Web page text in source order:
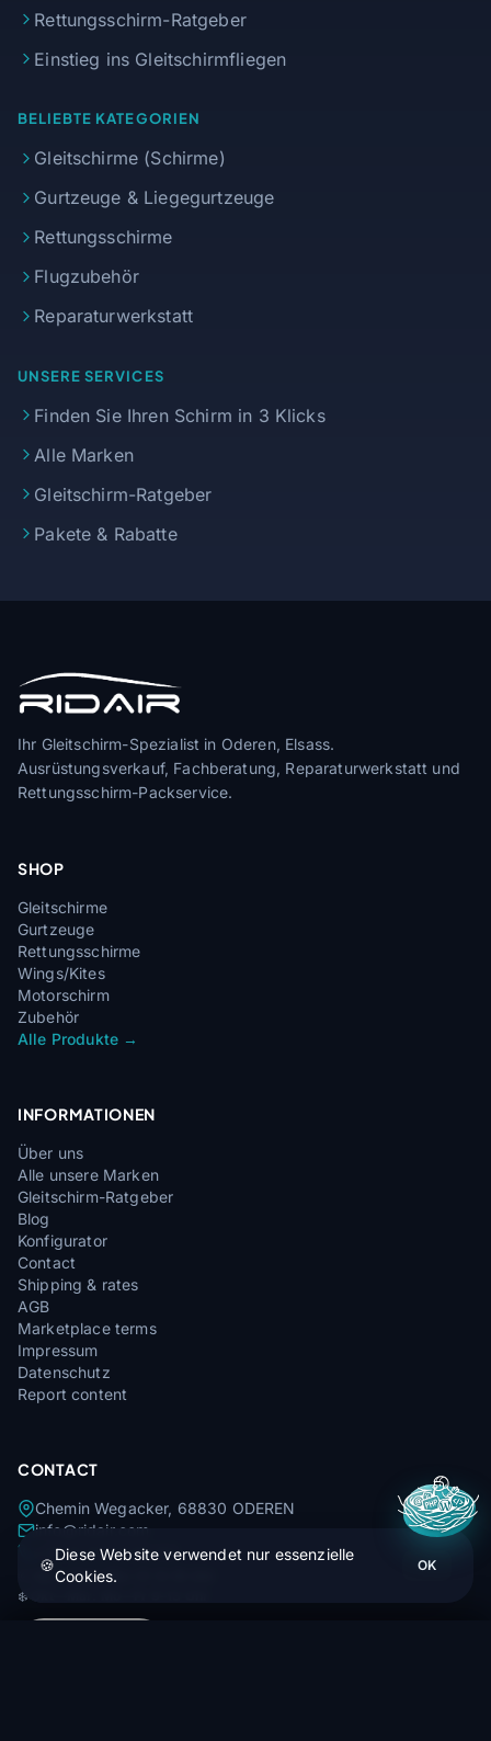
Rettungsschirm-Ratgeber
Einstieg ins Gleitschirmfliegen
BELIEBTE KATEGORIEN
Gleitschirme (Schirme)
Gurtzeuge & Liegegurtzeuge
Rettungsschirme
Flugzubehör
Reparaturwerkstatt
UNSERE SERVICES
Finden Sie Ihren Schirm in 3 Klicks
Alle Marken
Gleitschirm-Ratgeber
Pakete & Rabatte
Ihr Gleitschirm-Spezialist in Oderen, Elsass.
Ausrüstungsverkauf, Fachberatung, Reparaturwerkstatt und
Rettungsschirm-Packservice.
SHOP
Gleitschirme
Gurtzeuge
Rettungsschirme
Wings/Kites
Motorschirm
Zubehör
Alle Produkte →
INFORMATIONEN
Über uns
Alle unsere Marken
Gleitschirm-Ratgeber
Blog
Konfigurator
Contact
Shipping & rates
AGB
Marketplace terms
Impressum
Datenschutz
Report content
CONTACT
Chemin Wegacker, 68830 ODEREN
info@ridair.com
+33 9 72 32 62 62
Apr—Sep: Mo—Fr 9–16 Uhr
❄️
🍪
Diese Website verwendet nur essenzielle
Cookies.
OK